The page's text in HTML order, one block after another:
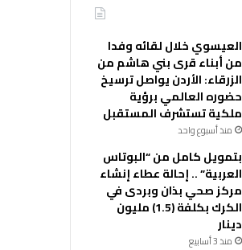
العيسوي خلال لقائه وفدا
من أبناء قرى بني هاشم من
الزرقاء: الأردن يواصل ترسيخ
حضوره العالمي برؤية
ملكية تستشرف المستقبل
منذ أسبوع واحد
بتمويل كامل من “البوتاس
العربية” .. إحالة عطاء إنشاء
مركز صحي بذان وبردى في
الكرك بكلفة (1.5) مليون
دينار
منذ 3 أسابيع